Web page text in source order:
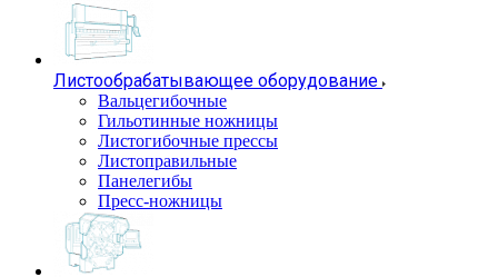
Листообрабатывающее оборудование
Вальцегибочные
Гильотинные ножницы
Листогибочные прессы
Листоправильные
Панелегибы
Пресс-ножницы